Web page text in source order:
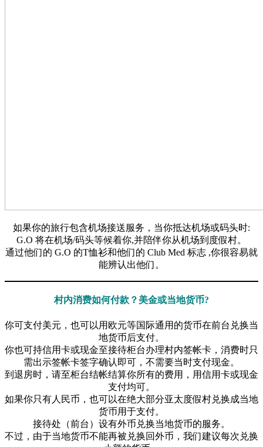
如果你的旅行包含机场接送服务，当你抵达机场或码头时:
G.O 将在机场/码头等候着你,并陪伴你从机场到度假村。
通过他们的 G.O 的T恤衫和他们的 Club Med 标志 ,你很容易就
能辨认出他们。
村内消费如何付款？美金或当地货币?
你可支付美元，也可以用欧元等国际通用的货币在前台兑换当
地货币后支付。
你也可持信用卡或现金至接待柜台办理村内签帐卡，消费时只
需出示签帐卡签字确认即可，不需要当时支付现金。
到退房时，请至柜台结帐结算你所有的费用，用信用卡或现金
支付均可。
如果你只有人民币，也可以在绝大部分亚太度假村兑换成当地
货币用于支付。
接待处（前台）设有外币兑换当地货币的服务。
不过，由于当地货币不能再被兑换回外币，我们建议每次兑换